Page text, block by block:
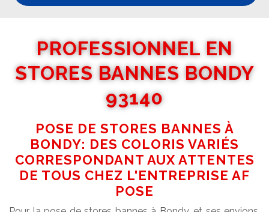
PROFESSIONNEL EN
STORES BANNES BONDY
93140
POSE DE STORES BANNES À
BONDY: DES COLORIS VARIÉS
CORRESPONDANT AUX ATTENTES
DE TOUS CHEZ L'ENTREPRISE AF
POSE